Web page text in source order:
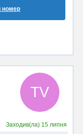
номер
TV
Заходив(ла) 15 липня